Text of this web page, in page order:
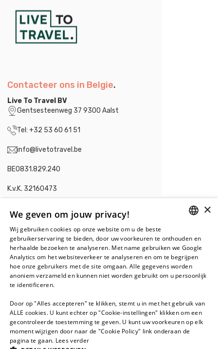
Contacteer ons in Belgie.
Live To Travel BV
Gentsesteenweg 37 9300 Aalst
Tel: +32 53 60 61 51
info@livetotravel.be
BE0831.829.240
K.v.K. 32160473
Contacteer ons in
Nederland.
Live To Travel BV
Juan Grisstraat 120-122
1328 SV Almere
+31 36 5488 277
info@livetotravel.nl
DUTCH
FRENCH
×
We geven om jouw privacy!
Wij gebruiken cookies op onze website om u de beste
gebruikerservaring te bieden, door uw voorkeuren te onthouden en
herhaalde bezoeken te analyseren. Met name gebruiken we Google
Analytics om het websiteverkeer te analyseren en om te begrijpen
hoe onze gebruikers met de site omgaan. Alle gegevens worden
anoniem verzameld en kunnen niet worden gebruikt om u persoonlijk
te identificeren.
Door op "Alles accepteren" te klikken, stemt u in met het gebruik van
ALLE cookies. U kunt echter op "Cookie-instellingen" klikken om een
gecontroleerde toestemming te geven. U kunt uw voorkeuren op elk
moment wijzigen door naar de "Cookie Policy" link onderaan de
pagina te gaan. Lees verder